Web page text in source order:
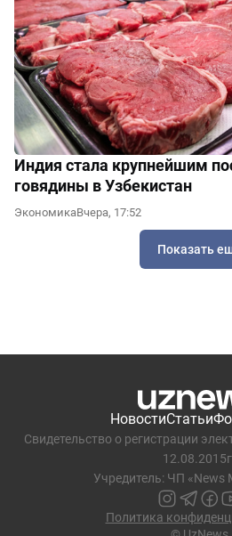
Индия стала крупнейшим
говядины в Узбекистан
ЭкономикаВчера, 17:52
Показать
НовостиСтатьи
Свидетельство о регистрации
Учредитель: ЧП «News
Политика